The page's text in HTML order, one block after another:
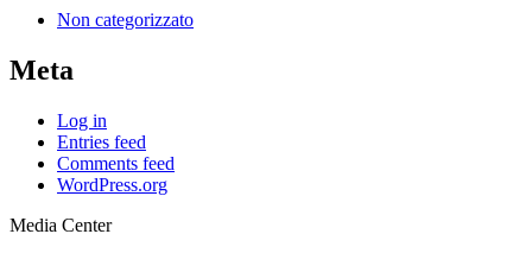
Non categorizzato
Meta
Log in
Entries feed
Comments feed
WordPress.org
Media Center